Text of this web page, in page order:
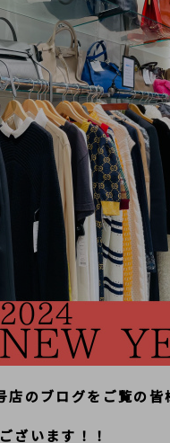
のブログをご覧の皆
ざいます！！